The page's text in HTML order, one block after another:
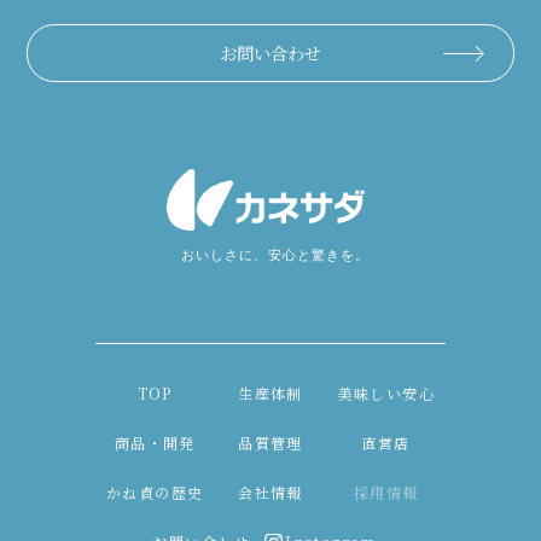
お問い合わせ
TOP 生産体制 美味しい安心
商品・開発 品質管理 直営店
かね貞の歴史 会社情報 採用情報